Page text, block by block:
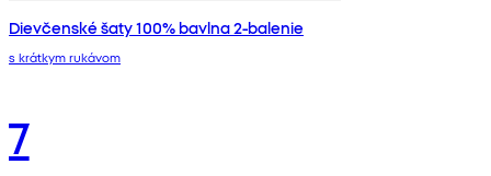
Dievčenské šaty 100% bavlna 2-balenie
s krátkym rukávom
7